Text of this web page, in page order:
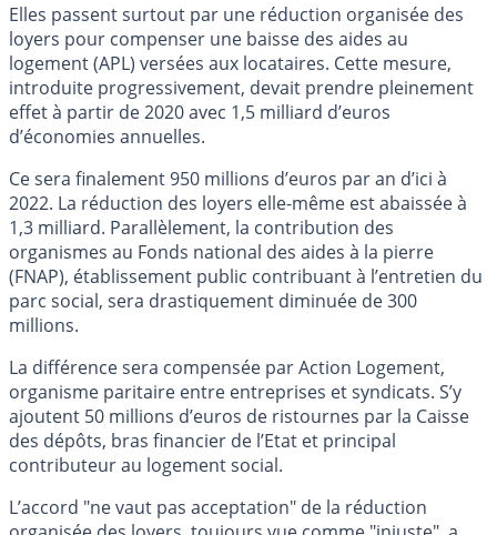
Elles passent surtout par une réduction organisée des
loyers pour compenser une baisse des aides au
logement (APL) versées aux locataires. Cette mesure,
introduite progressivement, devait prendre pleinement
effet à partir de 2020 avec 1,5 milliard d’euros
d’économies annuelles.
Ce sera finalement 950 millions d’euros par an d’ici à
2022. La réduction des loyers elle-même est abaissée à
1,3 milliard. Parallèlement, la contribution des
organismes au Fonds national des aides à la pierre
(FNAP), établissement public contribuant à l’entretien du
parc social, sera drastiquement diminuée de 300
millions.
La différence sera compensée par Action Logement,
organisme paritaire entre entreprises et syndicats. S’y
ajoutent 50 millions d’euros de ristournes par la Caisse
des dépôts, bras financier de l’Etat et principal
contributeur au logement social.
L’accord "ne vaut pas acceptation" de la réduction